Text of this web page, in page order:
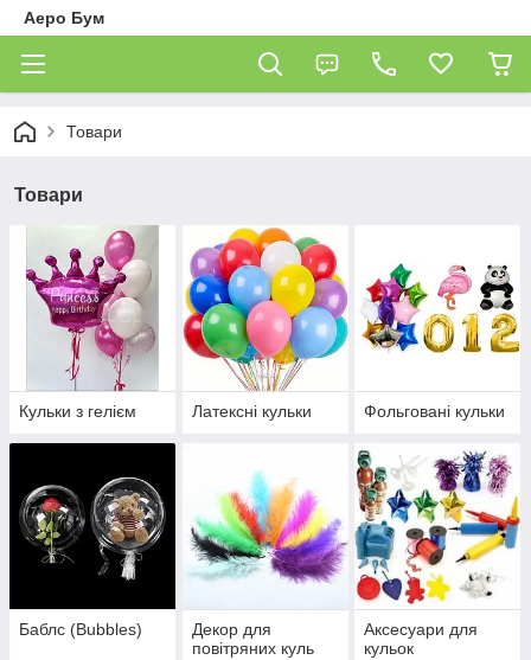
Аеро Бум
Товари
Товари
Кульки з гелієм Латексні кульки Фольговані кульки
Баблс (Bubbles)
Декор для
повітряних куль
Аксесуари для
кульок